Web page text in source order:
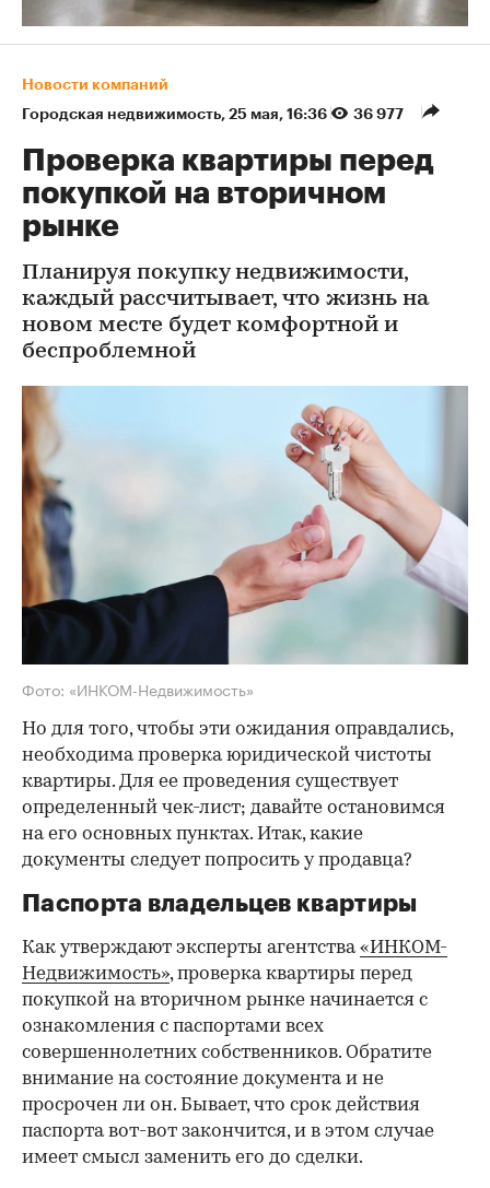
Новости компаний
Городская недвижимость⁠, 25 мая, 16:36 36 977
Проверка квартиры перед
покупкой на вторичном
рынке
Планируя покупку недвижимости,
каждый рассчитывает, что жизнь на
новом месте будет комфортной и
беспроблемной
Фото: «ИНКОМ-Недвижимость»
Но для того, чтобы эти ожидания оправдались,
необходима проверка юридической чистоты
квартиры. Для ее проведения существует
определенный чек-лист; давайте остановимся
на его основных пунктах. Итак, какие
документы следует попросить у продавца?
Паспорта владельцев квартиры
Как утверждают эксперты агентства«ИНКОМ-
Недвижимость», проверка квартиры перед
покупкой на вторичном рынке начинается с
ознакомления с паспортами всех
совершеннолетних собственников. Обратите
внимание на состояние документа и не
просрочен ли он. Бывает, что срок действия
паспорта вот-вот закончится, и в этом случае
имеет смысл заменить его до сделки.